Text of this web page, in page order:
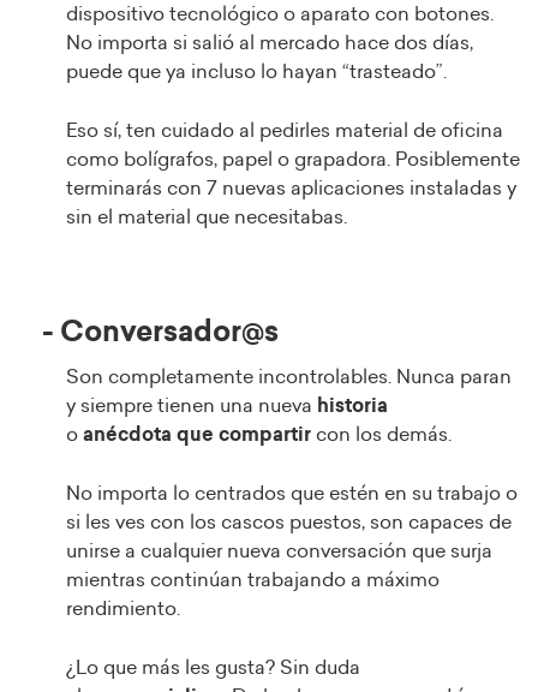
dispositivo tecnológico o aparato con botones.
No importa si salió al mercado hace dos días,
puede que ya incluso lo hayan “trasteado”.
Eso sí, ten cuidado al pedirles material de oficina
como bolígrafos, papel o grapadora. Posiblemente
terminarás con 7 nuevas aplicaciones instaladas y
sin el material que necesitabas.
- Conversador@s
Son completamente incontrolables. Nunca paran
y siempre tienen una nueva historia
o anécdota que compartir con los demás.
No importa lo centrados que estén en su trabajo o
si les ves con los cascos puestos, son capaces de
unirse a cualquier nueva conversación que surja
mientras continúan trabajando a máximo
rendimiento.
¿Lo que más les gusta? Sin duda